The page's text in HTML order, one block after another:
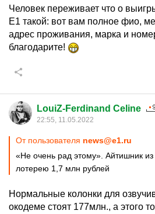
Человек переживает что о
Е1 такой: вот вам полное фио,
адрес проживания, марка и
благодарите!
LouiZ-Ferdinand Celine
22:55, 11.05.2022
От пользователя news@e1.ru
«Не очень рад этому». Айтишник из
лотерею 1,7 млн рублей
Нормальные колонки для
окодеме стоят 177млн., а этого